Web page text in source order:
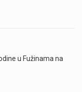
u Fužinama na